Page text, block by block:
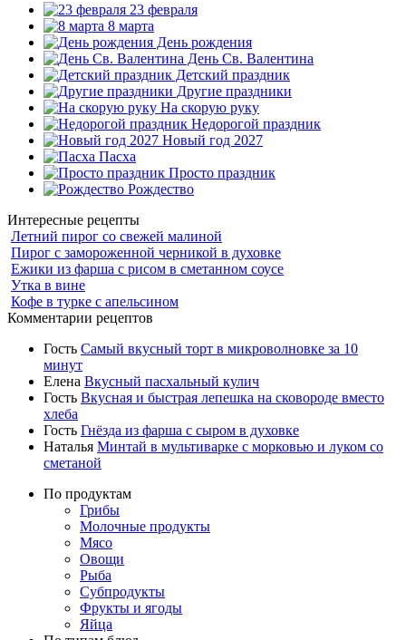
23 февраля
8 марта
День рождения
День Св. Валентина
Детский праздник
Другие праздники
На скорую руку
Недорогой праздник
Новый год 2027
Пасха
Просто праздник
Рождество
Интересные рецепты
Летний пирог со свежей малиной
Пирог с замороженной черникой в духовке
Ежики из фарша с рисом в сметанном соусе
Утка в вине
Кофе в турке с апельсином
Комментарии рецептов
Гость Самый вкусный торт в микроволновке за 10
минут
Елена Вкусный пасхальный кулич
Гость Вкусная и быстрая лепешка на сковороде вместо
хлеба
Гость Гнёзда из фарша с сыром в духовке
Наталья Минтай в мультиварке с морковью и луком со
сметаной
По продуктам
Грибы
Молочные продукты
Мясо
Овощи
Рыба
Субпродукты
Фрукты и ягоды
Яйца